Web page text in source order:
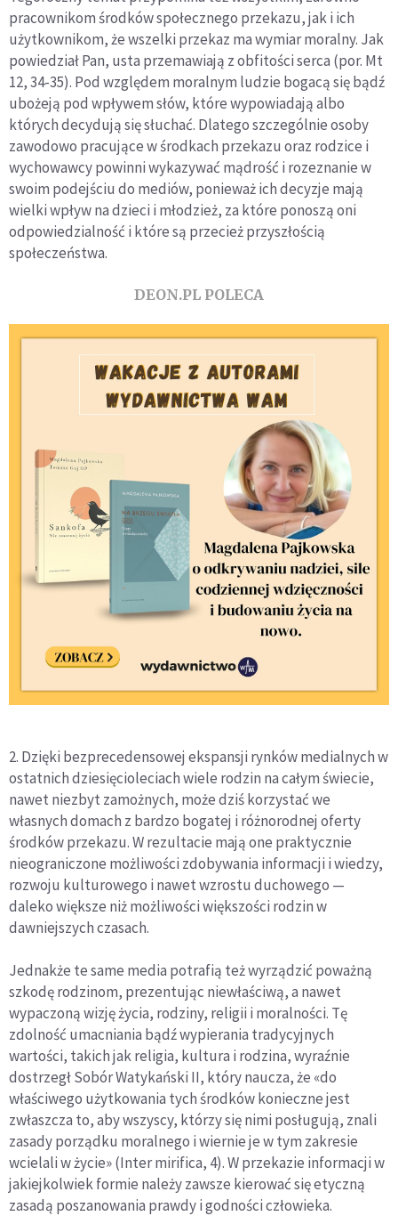
pracownikom środków społecznego przekazu, jak i ich
użytkownikom, że wszelki przekaz ma wymiar moralny. Jak
powiedział Pan, usta przemawiają z obfitości serca (por. Mt
12, 34-35). Pod względem moralnym ludzie bogacą się bądź
ubożeją pod wpływem słów, które wypowiadają albo
których decydują się słuchać. Dlatego szczególnie osoby
zawodowo pracujące w środkach przekazu oraz rodzice i
wychowawcy powinni wykazywać mądrość i rozeznanie w
swoim podejściu do mediów, ponieważ ich decyzje mają
wielki wpływ na dzieci i młodzież, za które ponoszą oni
odpowiedzialność i które są przecież przyszłością
społeczeństwa.
DEON.PL POLECA
2. Dzięki bezprecedensowej ekspansji rynków medialnych w
ostatnich dziesięcioleciach wiele rodzin na całym świecie,
nawet niezbyt zamożnych, może dziś korzystać we
własnych domach z bardzo bogatej i różnorodnej oferty
środków przekazu. W rezultacie mają one praktycznie
nieograniczone możliwości zdobywania informacji i wiedzy,
rozwoju kulturowego i nawet wzrostu duchowego —
daleko większe niż możliwości większości rodzin w
dawniejszych czasach.
Jednakże te same media potrafią też wyrządzić poważną
szkodę rodzinom, prezentując niewłaściwą, a nawet
wypaczoną wizję życia, rodziny, religii i moralności. Tę
zdolność umacniania bądź wypierania tradycyjnych
wartości, takich jak religia, kultura i rodzina, wyraźnie
dostrzegł Sobór Watykański II, który naucza, że «do
właściwego użytkowania tych środków konieczne jest
zwłaszcza to, aby wszyscy, którzy się nimi posługują, znali
zasady porządku moralnego i wiernie je w tym zakresie
wcielali w życie» (Inter mirifica, 4). W przekazie informacji w
jakiejkolwiek formie należy zawsze kierować się etyczną
zasadą poszanowania prawdy i godności człowieka.